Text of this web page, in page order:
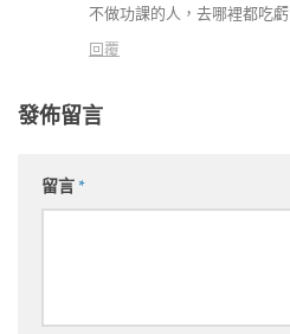
不做功課的人，去哪裡都吃虧
回覆
發佈留言
留言*